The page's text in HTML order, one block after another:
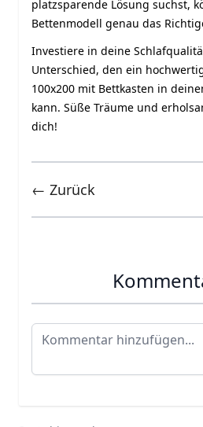
platzsparende Lösung suchst,
Bettenmodell genau das
Investiere in deine
Unterschied, den ein
100x200 mit Bettkasten in
kann. Süße Träume und
dich!
← Zurück